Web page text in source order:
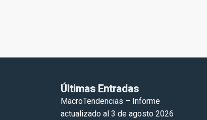
Últimas Entradas
MacroTendencias – Informe
actualizado al 3 de agosto 2026